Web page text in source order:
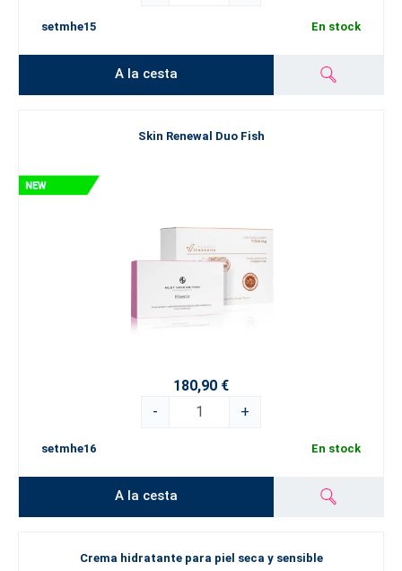
setmhe15 En stock
A la cesta
Skin Renewal Duo Fish
180,90 €
-
+
setmhe16 En stock
A la cesta
Crema hidratante para piel seca y sensible